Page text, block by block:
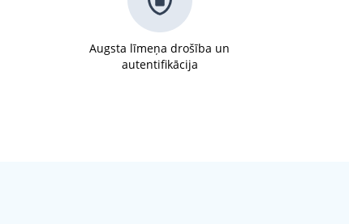
Augsta līmeņa drošība un
autentifikācija